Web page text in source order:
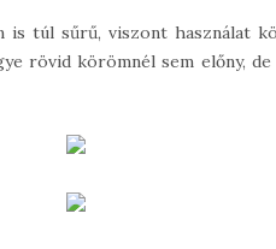
túl sűrű, viszont használat
rövid körömnél sem előny,